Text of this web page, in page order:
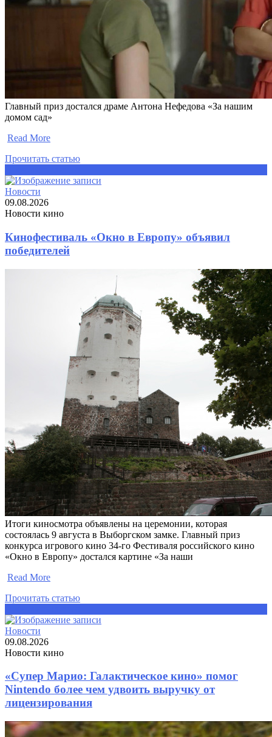
Главный приз достался драме Антона Нефедова «За нашим
домом сад»
Read More
Прочитать статью
Новости
09.08.2026
Новости кино
Кинофестиваль «Окно в Европу» объявил
победителей
Итоги киносмотра объявлены на церемонии, которая
состоялась 9 августа в Выборгском замке. Главный приз
конкурса игрового кино 34-го Фестиваля российского кино
«Окно в Европу» достался картине «За наши
Read More
Прочитать статью
Новости
09.08.2026
Новости кино
«Супер Марио: Галактическое кино» помог
Nintendo более чем удвоить выручку от
лицензирования